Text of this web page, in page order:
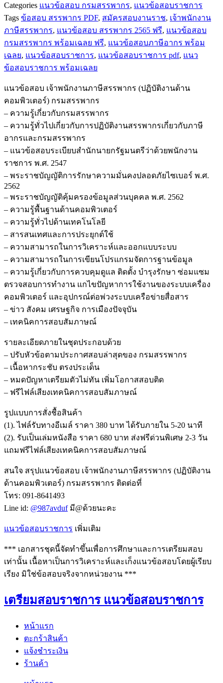
ข้อสอบ
เจ้า
พนักงาน
ภาษี
สรรพากร
(ปฏิบัติ
ด้าน
คอมพิวเตอร์)
กรม
สรรพากร
ชิ้น
Categories แนวข้อสอบ กรมสรรพากร, แนวข้อสอบราชการ
Tags ข้อสอบ สรรพากร PDF, สมัครสอบงานราช, เจ้าพนักงาน
ภาษีสรรพากร, แนวข้อสอบ สรรพากร 2565 ฟรี, แนวข้อสอบ
กรมสรรพากร พร้อมเฉลย ฟรี, แนวข้อสอบภาษีอากร พร้อม
เฉลย, แนวข้อสอบราชการ, แนวข้อสอบราชการ pdf, แนว
ข้อสอบราชการ พร้อมเฉลย
แนวข้อสอบ เจ้าพนักงานภาษีสรรพากร (ปฏิบัติงานด้าน
คอมพิวเตอร์) กรมสรรพากร
– ความรู้เกี่ยวกับกรมสรรพากร
– ความรู้ทั่วไปเกี่ยวกับการปฏิบัติงานสรรพากรเกี่ยวกับภาษี
อากรและกรมสรรพากร
– แนวข้อสอบระเบียบสำนักนายกรัฐมนตรีว่าด้วยพนักงาน
ราชการ พ.ศ. 2547
– พระราชบัญญัติการรักษาความมั่นคงปลอดภัยไซเบอร์ พ.ศ.
2562
– พระราชบัญญัติคุ้มครองข้อมูลส่วนบุคคล พ.ศ. 2562
– ความรู้พื้นฐานด้านคอมพิวเตอร์
– ความรู้ทั่วไปด้านเทคโนโลยี
– สารสนเทศและการประยุกต์ใช้
– ความสามารถในการวิเคราะห์และออกแบบระบบ
– ความสามารถในการเขียนโปรแกรมจัดการฐานข้อมูล
– ความรู้เกี่ยวกับการควบคุมดูแล ติดตั้ง บำรุงรักษา ซ่อมแซม
ตรวจสอบการทำงาน แกไขปัญหาการใช้งานของระบบเครื่อง
คอมพิวเตอร์ และอุปกรณ์ต่อพ่วงระบบเครือข่ายสื่อสาร
– ข่าว สังคม เศรษฐกิจ การเมืองปัจจุบัน
– เทคนิคการสอบสัมภาษณ์
รายละเอียดภายในชุดประกอบด้วย
– ปรับหัวข้อตามประกาศสอบล่าสุดของ กรมสรรพากร
– เนื้อหากระชับ ตรงประเด็น
– หมดปัญหาเตรียมตัวไม่ทัน เพิ่มโอกาสสอบติด
– ฟรีไฟล์เสียงเทคนิคการสอบสัมภาษณ์
รูปแบบการสั่งชื้อสินค้า
(1). ไฟล์รับทางอีเมล์ ราคา 380 บาท ได้รับภายใน 5-20 นาที
(2). รับเป็นเล่มหนังสือ ราคา 680 บาท ส่งฟรีด่วนพิเศษ 2-3 วัน
แถมฟรีไฟล์เสียงเทคนิคการสอบสัมภาษณ์
สนใจ สรุปแนวข้อสอบ เจ้าพนักงานภาษีสรรพากร (ปฏิบัติงาน
ด้านคอมพิวเตอร์) กรมสรรพากร ติดต่อที่
โทร: 091-8641493
Line id: @987avdufมี@ด้วยนะคะ
แนวข้อสอบราชการ เพิ่มเติม
*** เอกสารชุดนี้จัดทำขึ้นเพื่อการศึกษาและการเตรียมสอบ
เท่านั้น เนื้อหาเป็นการวิเคราะห์และเก็งแนวข้อสอบโดยผู้เรียบ
เรียง มิใช่ข้อสอบจริงจากหน่วยงาน ***
เตรียมสอบราชการ แนวข้อสอบราชการ
หน้าแรก
ตะกร้าสินค้า
แจ้งชำระเงิน
ร้านค้า